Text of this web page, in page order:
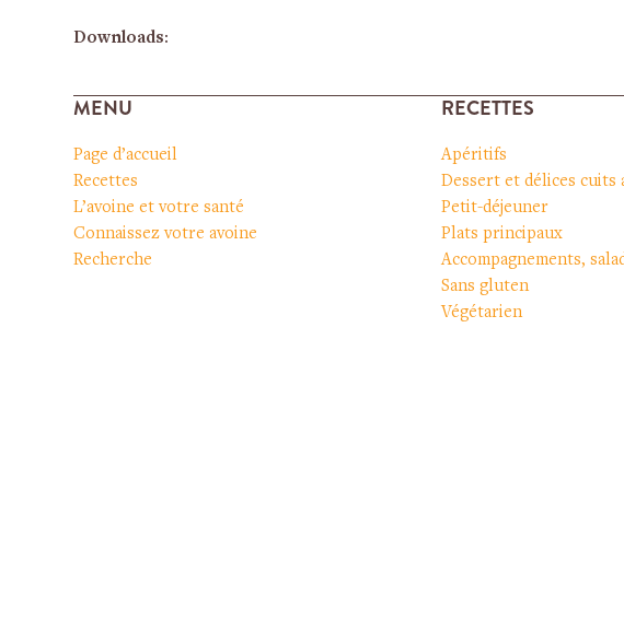
Downloads:
MENU
Page d’accueil
Recettes
L’avoine et votre santé
Connaissez votre avoine
Recherche
RECETTES
Apéritifs
Dessert et délices cuits
Petit-déjeuner
Plats principaux
Accompagnements,
Sans gluten
Végétarien